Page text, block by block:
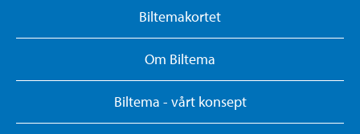
Biltemakortet
Om Biltema
Biltema - vårt konsept